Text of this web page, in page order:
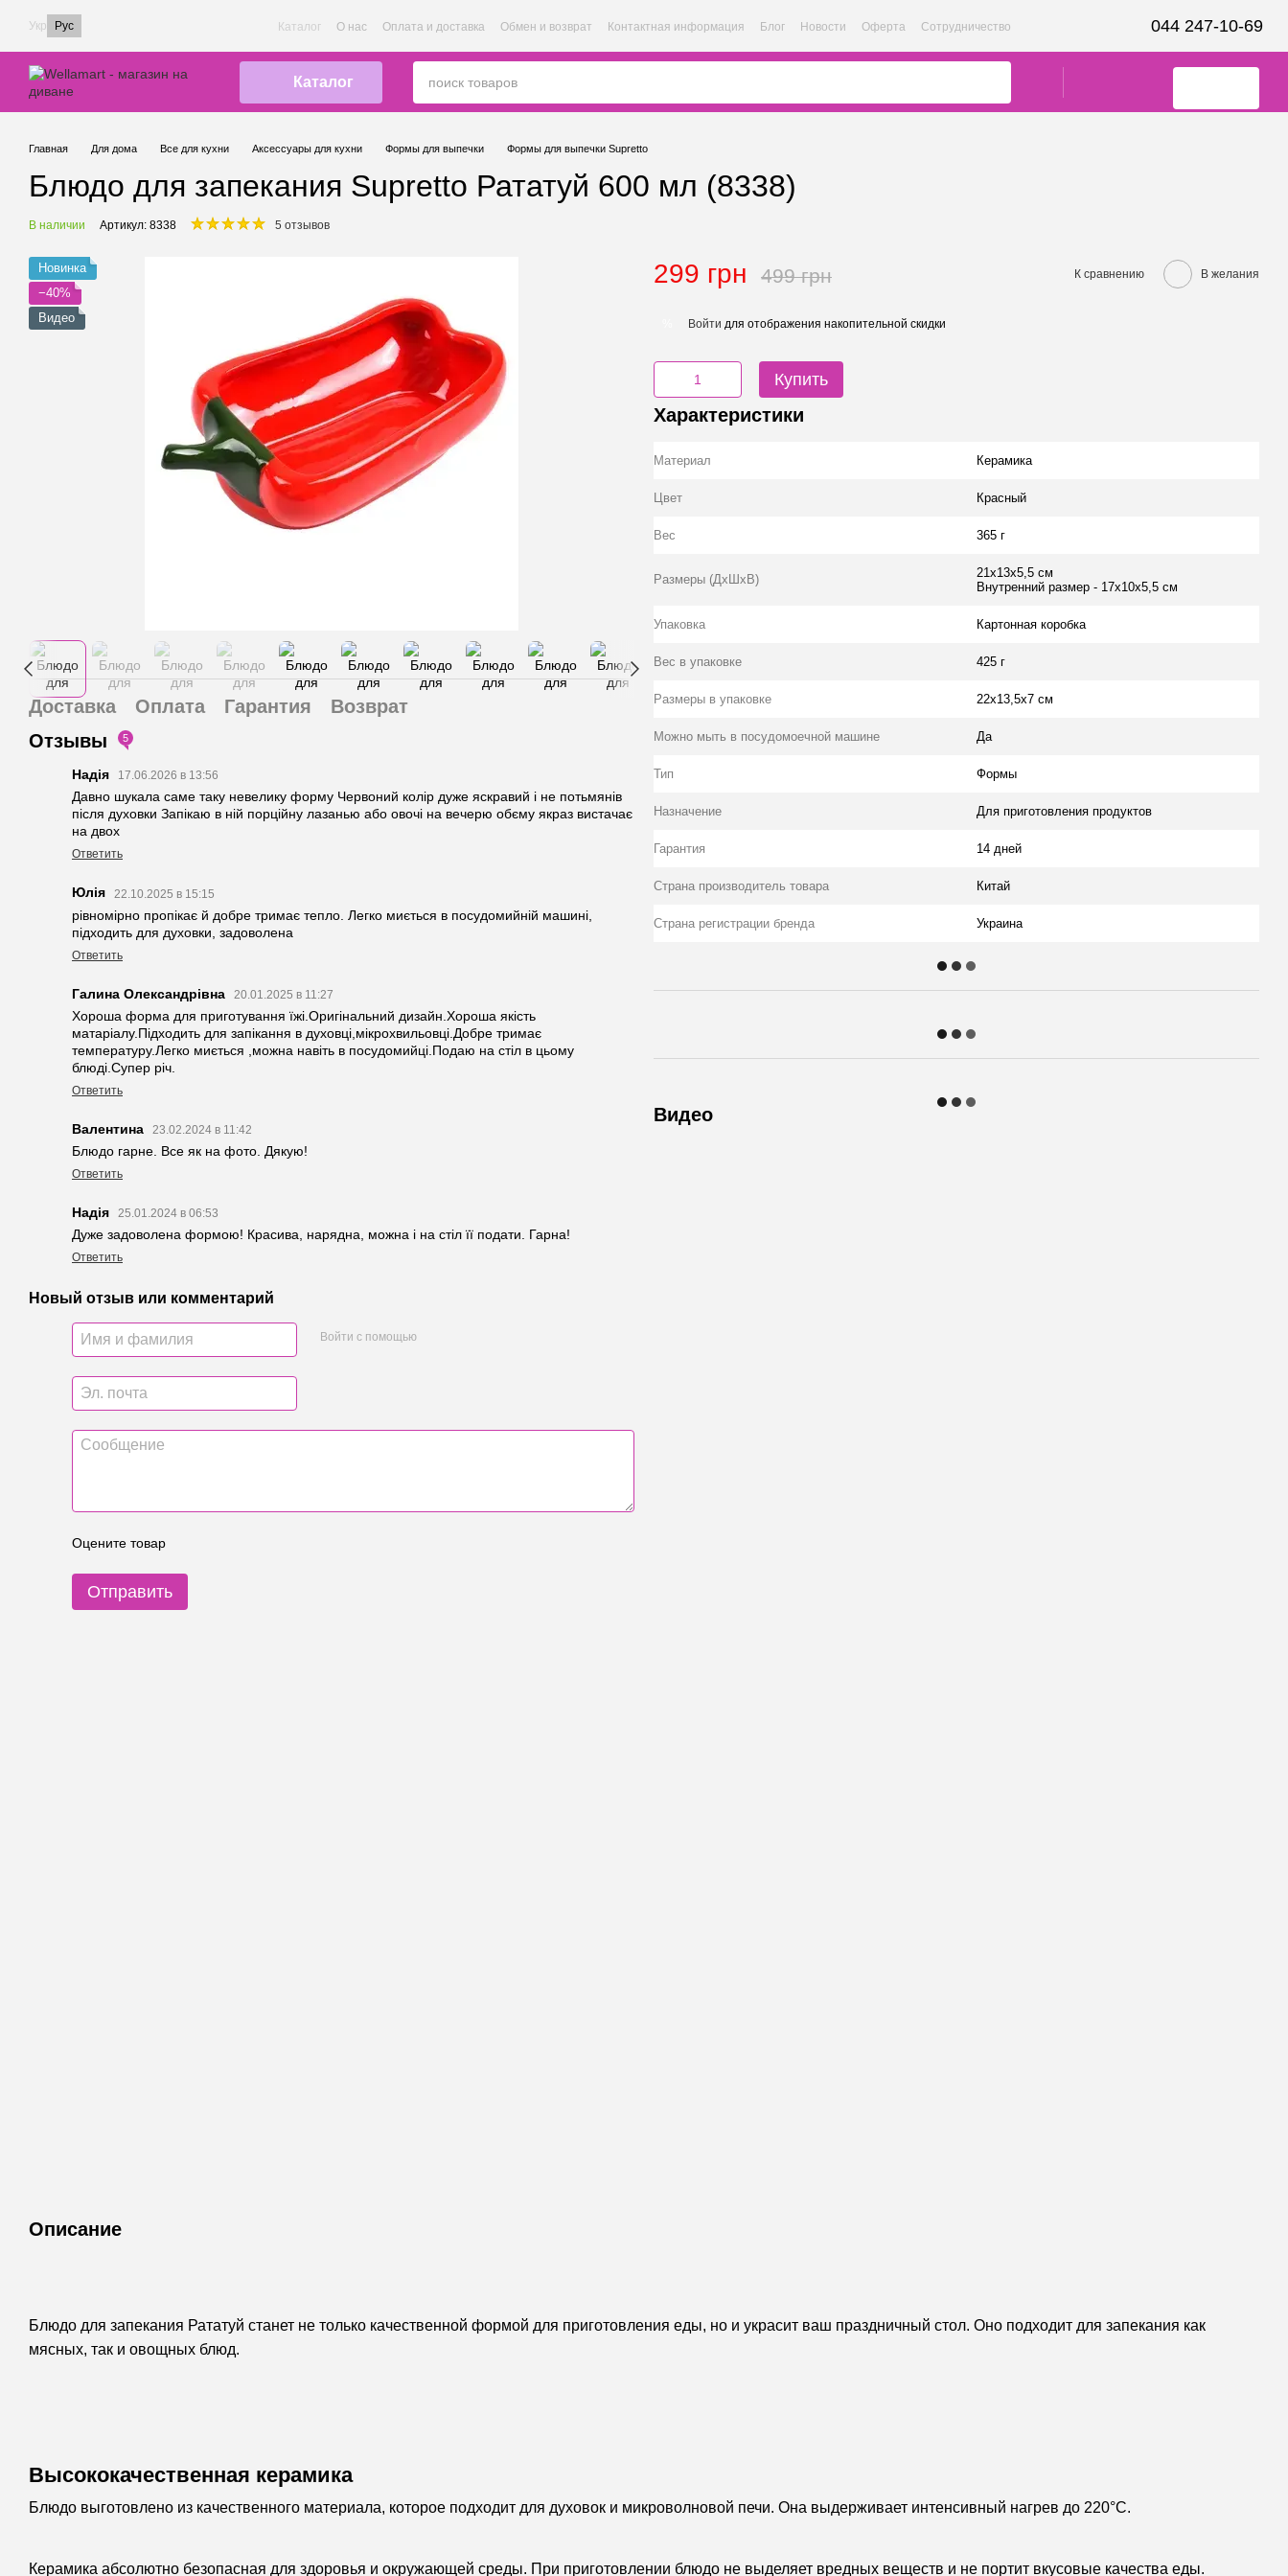
Перейти к основному контенту
Укр Рус Каталог О нас Оплата и доставка Обмен и возврат Контактная информация Блог Новости Оферта Сотрудничество 044 247-10-69
Каталог
Главная Для дома Все для кухни Аксессуары для кухни Формы для выпечки Формы для выпечки Supretto
Блюдо для запекания Supretto Рататуй 600 мл (8338)
В наличии Артикул: 8338 5 отзывов
Новинка
−40%
Видео
Доставка Оплата Гарантия
Возврат
Отзывы
5
Надія 17.06.2026 в 13:56
Давно шукала саме таку невелику форму Червоний колір дуже яскравий і не потьмянів
після духовки Запікаю в ній порційну лазанью або овочі на вечерю обєму якраз вистачає
на двох
Ответить
Юлія 22.10.2025 в 15:15
рівномірно пропікає й добре тримає тепло. Легко миється в посудомийній машині,
підходить для духовки, задоволена
Ответить
Галина Олександрівна 20.01.2025 в 11:27
Хороша форма для приготування їжі.Оригінальний дизайн.Хороша якість
матаріалу.Підходить для запікання в духовці,мікрохвильовці.Добре тримає
температуру.Легко миється ,можна навіть в посудомийці.Подаю на стіл в цьому
блюді.Супер річ.
Ответить
Валентина 23.02.2024 в 11:42
Блюдо гарне. Все як на фото. Дякую!
Ответить
Надія 25.01.2024 в 06:53
Дуже задоволена формою! Красива, нарядна, можна і на стіл її подати. Гарна!
Ответить
Новый отзыв или комментарий
Войти с помощью
Оцените товар
Отправить
299 грн 499 грн К сравнению В желания
Войти для отображения накопительной скидки
Купить
Характеристики
Материал Керамика
Цвет Красный
Вес 365 г
Размеры (ДхШхВ)
21х13х5,5 см
Внутренний размер - 17х10х5,5 см
Упаковка Картонная коробка
Вес в упаковке 425 г
Размеры в упаковке 22х13,5х7 см
Можно мыть в посудомоечной машине Да
Тип Формы
Назначение Для приготовления продуктов
Гарантия 14 дней
Страна производитель товара Китай
Страна регистрации бренда Украина
Видео
Описание
Блюдо для запекания Рататуй станет не только качественной формой для приготовления еды, но и украсит ваш праздничный стол. Оно подходит для запекания как
мясных, так и овощных блюд.
Высококачественная керамика
Блюдо выготовлено из качественного материала, которое подходит для духовок и микроволновой печи. Она выдерживает интенсивный нагрев до 220°C.
Керамика абсолютно безопасная для здоровья и окружающей среды. При приготовлении блюдо не выделяет вредных веществ и не портит вкусовые качества еды.